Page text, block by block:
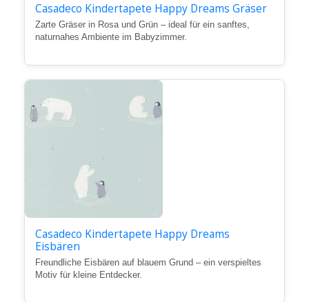
Casadeco Kindertapete Happy Dreams Gräser
Zarte Gräser in Rosa und Grün – ideal für ein sanftes,
naturnahes Ambiente im Babyzimmer.
Casadeco Kindertapete Happy Dreams
Eisbären
Freundliche Eisbären auf blauem Grund – ein verspieltes
Motiv für kleine Entdecker.